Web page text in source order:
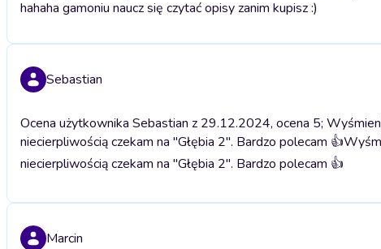
hahaha gamoniu naucz się czytać opisy zanim kupisz :)
Sebastian
Ocena użytkownika Sebastian z 29.12.2024, ocena 5;
niecierpliwością czekam na "Głębia 2". Bardzo polecam 👍
niecierpliwością czekam na "Głębia 2". Bardzo polecam 👍
Marcin